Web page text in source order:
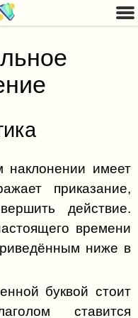
и
на
наклонении имеет
приказание,
действие.
времени
ниже в
буквой стоит
ставится